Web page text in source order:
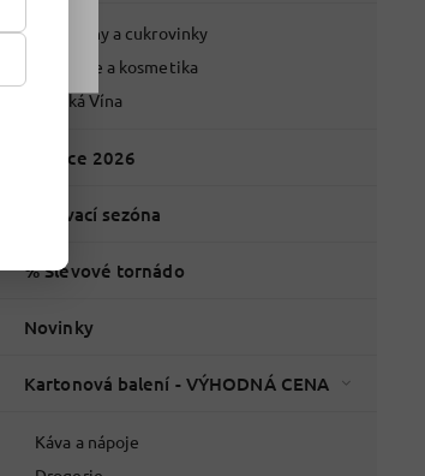
Potraviny a cukrovinky
Drogerie a kosmetika
Italská Vína
Vánoce 2026
Grilovací sezóna
% Slevové tornádo
Novinky
Kartonová balení - VÝHODNÁ CENA
Káva a nápoje